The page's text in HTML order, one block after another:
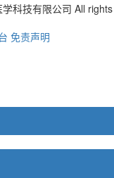
科技有限公司 All rights
免责声明